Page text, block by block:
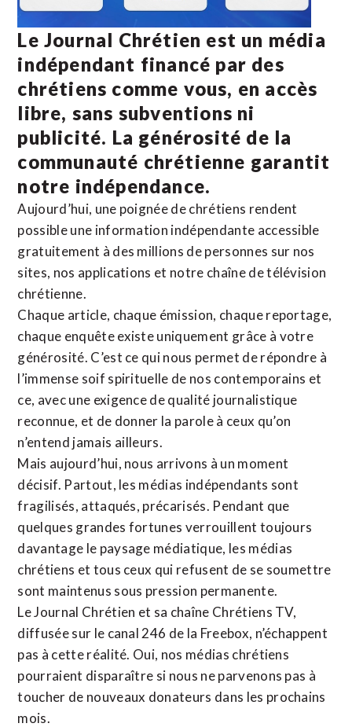
Le Journal Chrétien est un média
indépendant financé par des
chrétiens comme vous, en accès
libre, sans subventions ni
publicité. La générosité de la
communauté chrétienne garantit
notre indépendance.
Aujourd’hui, une poignée de chrétiens rendent
possible une information indépendante accessible
gratuitement à des millions de personnes sur nos
sites, nos applications et notre chaîne de télévision
chrétienne.
Chaque article, chaque émission, chaque reportage,
chaque enquête existe uniquement grâce à votre
générosité. C’est ce qui nous permet de répondre à
l’immense soif spirituelle de nos contemporains et
ce, avec une exigence de qualité journalistique
reconnue, et de donner la parole à ceux qu’on
n’entend jamais ailleurs.
Mais aujourd’hui, nous arrivons à un moment
décisif. Partout, les médias indépendants sont
fragilisés, attaqués, précarisés. Pendant que
quelques grandes fortunes verrouillent toujours
davantage le paysage médiatique, les médias
chrétiens et tous ceux qui refusent de se soumettre
sont maintenus sous pression permanente.
Le Journal Chrétien et sa chaîne Chrétiens TV,
diffusée sur le canal 246 de la Freebox, n’échappent
pas à cette réalité. Oui, nos médias chrétiens
pourraient disparaître si nous ne parvenons pas à
toucher de nouveaux donateurs dans les prochains
mois.